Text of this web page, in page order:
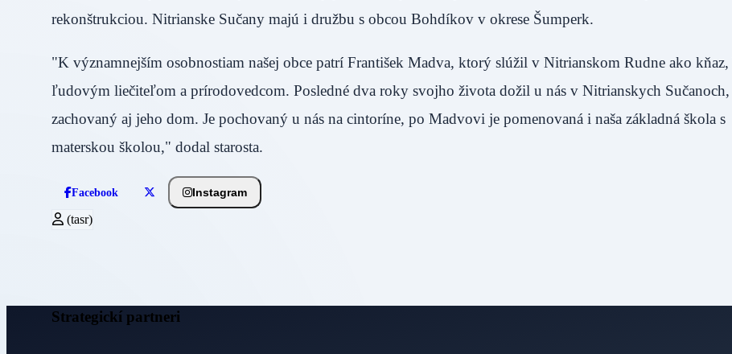
rekonštrukciou. Nitrianske Sučany majú i družbu s obcou Bohdíkov v okrese Šumperk.
"K významnejším osobnostiam našej obce patrí František Madva, ktorý slúžil v Nitrianskom Rudne ako
ľudovým liečiteľom a prírodovedcom. Posledné dva roky svojho života dožil u nás v Nitrianskych
zachovaný aj jeho dom. Je pochovaný u nás na cintoríne, po Madvovi je pomenovaná i naša základná škola s
materskou školou," dodal starosta.
Facebook Instagram
(tasr)
Strategickí partneri